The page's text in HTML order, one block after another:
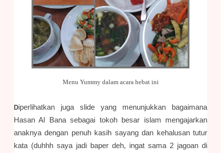
Menu Yummy dalam acara hebat ini
Diperlihatkan juga slide yang menunjukkan bagaimana
Hasan Al Bana sebagai tokoh besar islam mengajarkan
anaknya dengan penuh kasih sayang dan kehalusan tutur
kata (duhhh saya jadi baper deh, ingat sama 2 jagoan di